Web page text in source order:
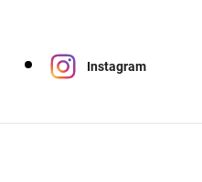
Instagram